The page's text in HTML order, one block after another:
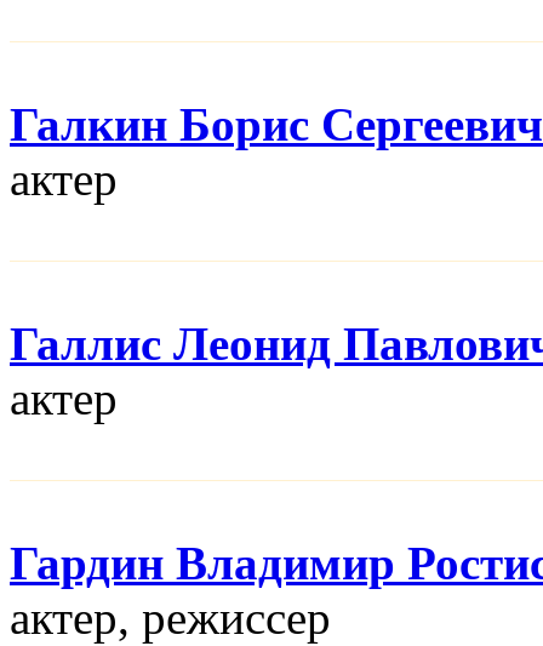
Галкин Борис Сергеевич
актер
Галлис Леонид
актер
Гардин Владимир
актер, режисcер